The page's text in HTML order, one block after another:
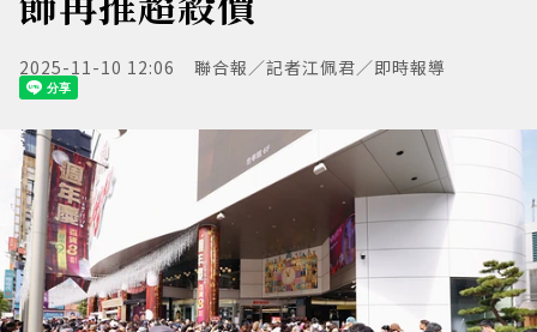
2025-11-10 12:06 聯合報／記者江佩君／即時報導